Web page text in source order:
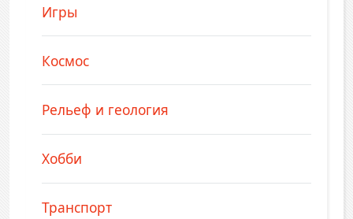
Игры
Космос
Рельеф и геология
Хобби
Транспорт